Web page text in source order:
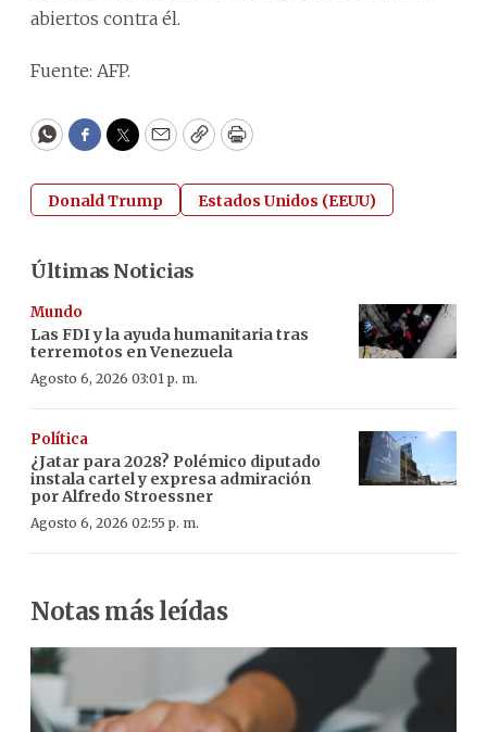
abiertos contra él.
Fuente: AFP.
WhatsApp
Facebook
Twitter
EmailCopyPrint
Donald Trump Estados Unidos (EEUU)
Últimas Noticias
Mundo
Las FDI y la ayuda humanitaria tras
terremotos en Venezuela
Agosto 6, 2026 03:01 p. m.
Política
¿Jatar para 2028? Polémico diputado
instala cartel y expresa admiración
por Alfredo Stroessner
Agosto 6, 2026 02:55 p. m.
Notas más leídas